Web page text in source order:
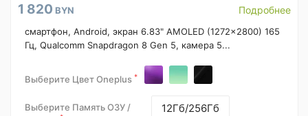
1 820 BYN Подробнее
смартфон, Android, экран 6.83" AMOLED (1272x2800) 165
Гц, Qualcomm Snapdragon 8 Gen 5, камера 5...
Выберите Цвет Oneplus *
Выберите Память ОЗУ /
12Гб/256Гб